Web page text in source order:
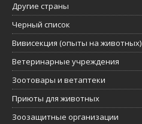
Другие страны
Черный список
Вивисекция (опыты на животных)
Ветеринарные учреждения
Зоотовары и ветаптеки
Приюты для животных
Зоозащитные организации